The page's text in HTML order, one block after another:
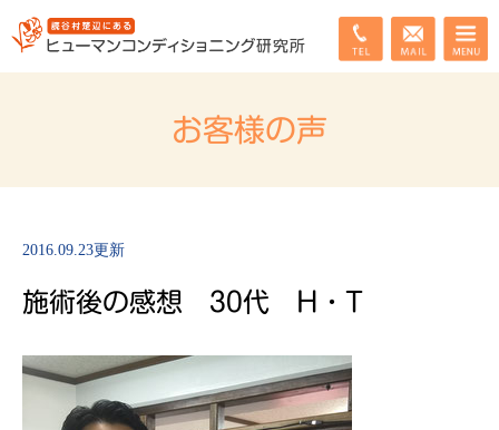
お客様の声
2016.09.23更新
施術後の感想 30代 H・T